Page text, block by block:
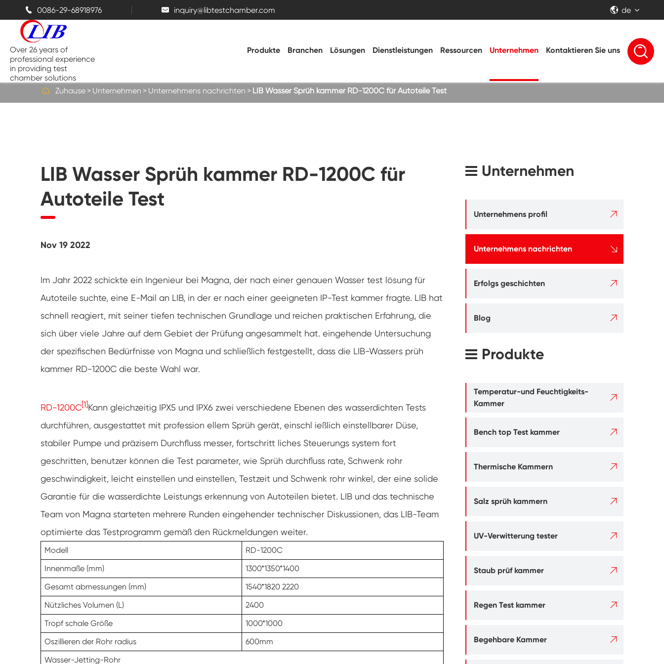
 0086-29-68918976  inquiry@libtestchamber.com  de
Over 26 years of
professional experience
in providing test
chamber solutions
Produkte
Thermische Kammern
Salz sprüh kammern
Regen Test kammer
Begehbare Kammer
Spezielle Test kammer
IP-Test geräte
Vibrations kammer
Umwelt kontrollierte Kammer
Thermische Luft feuchtigkeit Kammer
Kryogene Kammer
Klima-und Temperatur prüf kammer
Gefrier widerstands prüf kammer
Heiße kalte Temperatur prüf kammer
Kammer für kalte Umwelt
LV124 K-12 Temperatur-Schock-und
Spritzwasser-Test gerät
Explosions geschützte Batterie Thermische
Runaway-Kammer
Temperatur-Vibrations maschine
Industrie ofen für Batterien
Industrielle Gefrier kammer
Branchen Lösungen Dienstleistungen Ressourcen Unternehmen Kontaktieren Sie uns 
 Zuhause Unternehmen Unternehmens nachrichten LIB Wasser Sprüh kammer RD-1200C für Autoteile Test
LIB Wasser Sprüh kammer RD-1200C für
Autoteile Test
Nov 19 2022
Im Jahr 2022 schickte ein Ingenieur bei Magna, der nach einer genauen Wasser test lösung für
Autoteile suchte, eine E-Mail an LIB, in der er nach einer geeigneten IP-Test kammer fragte. LIB hat
schnell reagiert, mit seiner tiefen technischen Grundlage und reichen praktischen Erfahrung, die
sich über viele Jahre auf dem Gebiet der Prüfung angesammelt hat. eingehende Untersuchung
der spezifischen Bedürfnisse von Magna und schließlich festgestellt, dass die LIB-Wassers prüh
kammer RD-1200C die beste Wahl war.
RD-1200C[1]Kann gleichzeitig IPX5 und IPX6 zwei verschiedene Ebenen des wasserdichten Tests
durchführen, ausgestattet mit profession ellem Sprüh gerät, einschl ießlich einstellbarer Düse,
stabiler Pumpe und präzisem Durchfluss messer, fortschritt liches Steuerungs system fort
geschritten, benutzer können die Test parameter, wie Sprüh durchfluss rate, Schwenk rohr
geschwindigkeit, leicht einstellen und einstellen, Testzeit und Schwenk rohr winkel, der eine solide
Garantie für die wasserdichte Leistungs erkennung von Autoteilen bietet. LIB und das technische
Team von Magna starteten mehrere Runden eingehender technischer Diskussionen, das LIB-Team
optimierte das Testprogramm gemäß den Rückmeldungen weiter.
Modell
RD-1200C
Innenmaße (mm)
1300*1350*1400
Gesamt abmessungen (mm)
1540*1820 2220
Nützliches Volumen (L)
2400
Tropf schale Größe
1000*1000
Oszillieren der Rohr radius
600mm
Wasser-Jetting-Rohr
Unternehmen
Unternehmens profil 
Unternehmens nachrichten 
Erfolgs geschichten 
Blog 
Produkte
Temperatur-und Feuchtigkeits-
Kammer

Bench top Test kammer 
Thermische Kammern 
Salz sprüh kammern 
UV-Verwitterung tester 
Staub prüf kammer 
Regen Test kammer 
Begehbare Kammer 